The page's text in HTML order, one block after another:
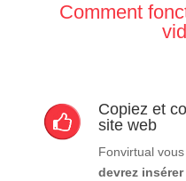
Comment
Copiez et
site web
Fonvirtual
devrez